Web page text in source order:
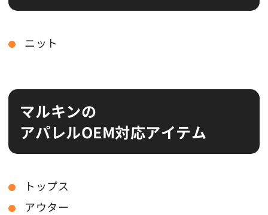
ニット
マルキンの
アパレルOEM対応アイテム
トップス
アウター